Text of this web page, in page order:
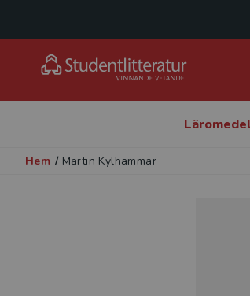
Hem / Martin Kylhammar